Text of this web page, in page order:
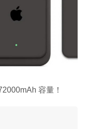
容量！